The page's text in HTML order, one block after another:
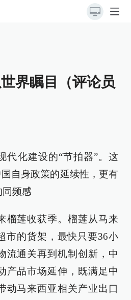
界瞩目（评论员
代化建设的“节拍器”。这
自身政策的延续性，更有
同频感
榴莲收获季。榴莲从马来
市的货架，最快只要36小
流通关再到机制创新，中
产品市场延伸，既满足中
动马来西亚相关产业出口